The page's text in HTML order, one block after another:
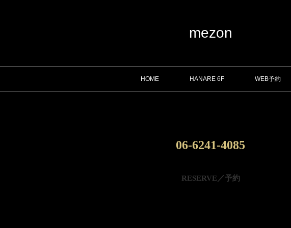
mezon
HOME HANARE 6F WEB予約
06-6241-4085
RESERVE／予約